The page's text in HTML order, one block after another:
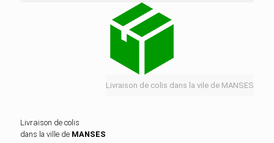
Livraison de colis dans la vile de MANSES
Livraison de colis
dans la ville de MANSES